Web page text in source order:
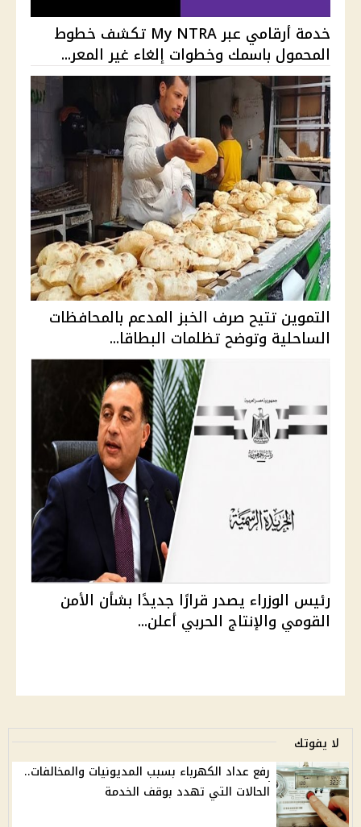
خدمة أرقامي عبر My NTRA تكشف خطوط
المحمول باسمك وخطوات إلغاء غير المعر...
التموين تتيح صرف الخبز المدعم بالمحافظات
الساحلية وتوضح تظلمات البطاقا...
رئيس الوزراء يصدر قرارًا جديدًا بشأن الأمن
القومي والإنتاج الحربي أعلن...
لا يفوتك
رفع عداد الكهرباء بسبب المديونيات والمخالفات..
الحالات التي تهدد بوقف الخدمة